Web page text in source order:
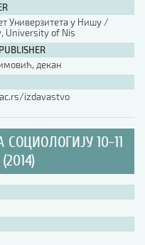
Универзитета у Нишу /
University of Nis
декан
izdavastvo
10-11
(2014)